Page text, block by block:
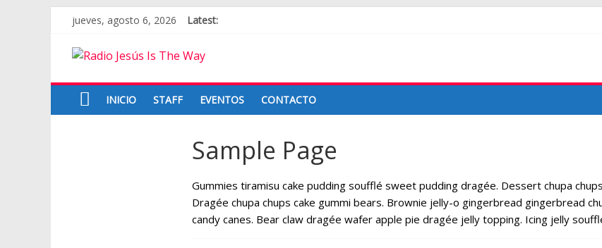
content
jueves, agosto 6, 2026 Latest:
Radio
Jesús
Is
INICIO STAFF EVENTOS CONTACTO
Sample Page
Gummies tiramisu cake pudding soufflé sweet pudding dragée. Dessert chupa
Dragée chupa chups cake gummi bears. Brownie jelly-o gingerbread gingerbread
candy canes. Bear claw dragée wafer apple pie dragée jelly topping. Icing jelly